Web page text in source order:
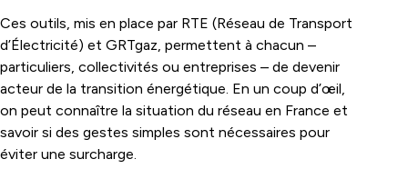
Ces outils, mis en place par RTE (Réseau de Transport
d’Électricité) et GRTgaz, permettent à chacun –
particuliers, collectivités ou entreprises – de devenir
acteur de la transition énergétique. En un coup d’œil,
on peut connaître la situation du réseau en France et
savoir si des gestes simples sont nécessaires pour
éviter une surcharge.